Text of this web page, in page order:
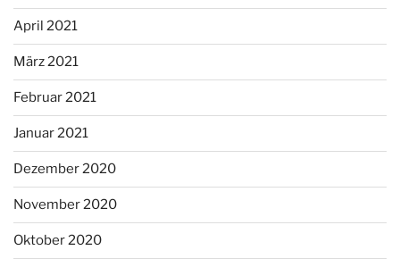
April 2021
März 2021
Februar 2021
Januar 2021
Dezember 2020
November 2020
Oktober 2020